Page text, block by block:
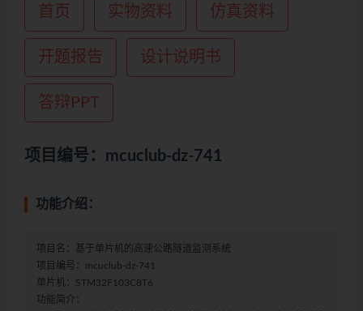
首页 实物资料 仿真资料
开题报告 设计说明书
答辩PPT
项目编号：mcuclub-dz-741
功能介绍：
项目名：基于单片机的高速公路隧道监测系统
项目编号：mcuclub-dz-741
单片机：STM32F103C8T6
功能简介：